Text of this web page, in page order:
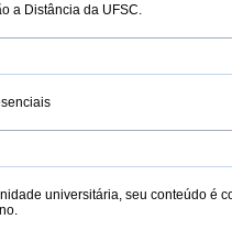
a Distância da UFSC.
universitária, seu conteúdo